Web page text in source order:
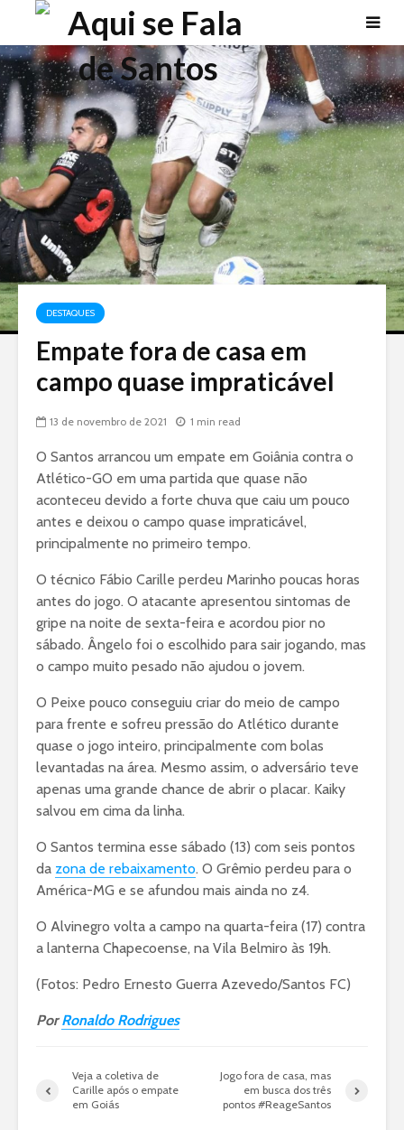
DESTAQUES
Empate fora de casa em
campo quase impraticável
13 de novembro de 2021 1 min read
O Santos arrancou um empate em Goiânia contra o
Atlético-GO em uma partida que quase não
aconteceu devido a forte chuva que caiu um pouco
antes e deixou o campo quase impraticável,
principalmente no primeiro tempo.
O técnico Fábio Carille perdeu Marinho poucas horas
antes do jogo. O atacante apresentou sintomas de
gripe na noite de sexta-feira e acordou pior no
sábado. Ângelo foi o escolhido para sair jogando, mas
o campo muito pesado não ajudou o jovem.
O Peixe pouco conseguiu criar do meio de campo
para frente e sofreu pressão do Atlético durante
quase o jogo inteiro, principalmente com bolas
levantadas na área. Mesmo assim, o adversário teve
apenas uma grande chance de abrir o placar. Kaiky
salvou em cima da linha.
O Santos termina esse sábado (13) com seis pontos
da zona de rebaixamento. O Grêmio perdeu para o
América-MG e se afundou mais ainda no z4.
O Alvinegro volta a campo na quarta-feira (17) contra
a lanterna Chapecoense, na Vila Belmiro às 19h.
(Fotos: Pedro Ernesto Guerra Azevedo/Santos FC)
PorRonaldo Rodrigues
Veja a coletiva de
Carille após o empate
em Goiás
Jogo fora de casa, mas
em busca dos três
pontos #ReageSantos